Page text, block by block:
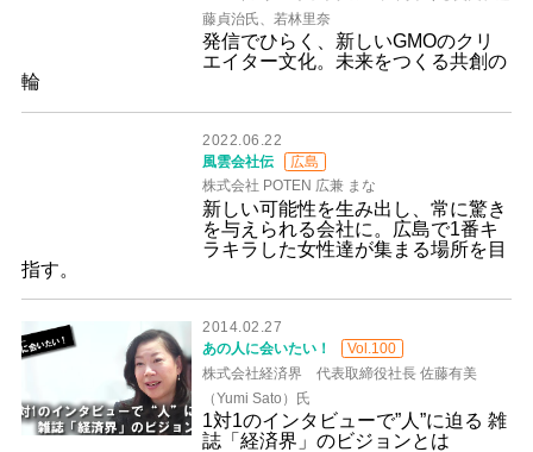
藤貞治氏、若林里奈
発信でひらく、新しいGMOのクリ
エイター文化。未来をつくる共創の
輪
2022.06.22
風雲会社伝
広島
株式会社 POTEN 広兼 まな
新しい可能性を生み出し、常に驚き
を与えられる会社に。広島で1番キ
ラキラした女性達が集まる場所を目
指す。
2014.02.27
あの人に会いたい！
Vol.100
株式会社経済界 代表取締役社長 佐藤有美
（Yumi Sato）氏
1対1のインタビューで”人”に迫る 雑
誌「経済界」のビジョンとは